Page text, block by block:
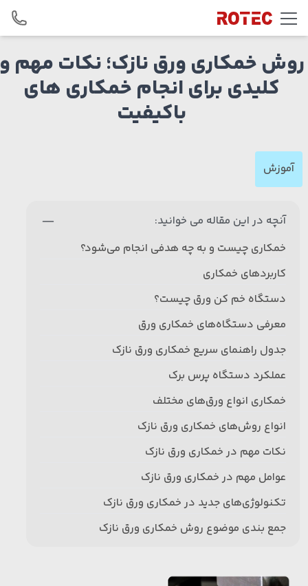
Skip to content
روش خمکاری ورق نازک؛ نکات مهم
کلیدی برای انجام خمکاری های
باکیفیت
آموزش
آنچه در این مقاله می خوانید:
خمکاری چیست و به چه هدفی انجام می‌شود؟
کاربردهای خمکاری
دستگاه خم کن ورق چیست؟
معرفی دستگاه‌های خمکاری ورق
جدول راهنمای سریع خمکاری ورق نازک
عملکرد دستگاه پرس برک
خمکاری انواع ورق‌های مختلف
انواع روش‌های خمکاری ورق نازک
نکات مهم در خمکاری ورق نازک
عوامل مهم در خمکاری ورق نازک
تکنولوژی‌های جدید در خمکاری ورق نازک
جمع بندی موضوع روش خمکاری ورق نازک